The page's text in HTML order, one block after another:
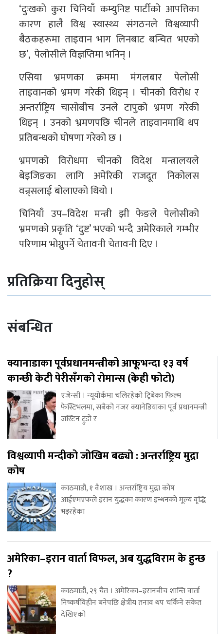
‘दुःखको कुरा चिनियाँ कम्युनिष्ट पार्टीको आपत्तिका
कारण हालै विश्व स्वास्थ्य संगठनले विश्वव्यापी
बैठकहरूमा ताइवान भाग लिनबाट बन्चित भएको
छ’, पेलोसीले विज्ञप्तिमा भनिन् ।
एसिया भ्रमणका क्रममा मंगलबार पेलोसी
ताइवानको भ्रमण गरेकी थिइन् । चीनको विरोध र
अन्तर्राष्ट्रिय चासोबीच उनले टापुको भ्रमण गरेकी
थिइन् । उनको भ्रमणपछि चीनले ताइवानमाथि थप
प्रतिबन्धको घोषणा गरेको छ ।
भ्रमणको विरोधमा चीनको विदेश मन्त्रालयले
बेइजिङका लागि अमेरिकी राजदूत निकोलस
वन्र्सलाई बोलाएको थियो ।
चिनियाँ उप–विदेश मन्त्री झी फेङले पेलोसीको
भ्रमणको प्रकृति ‘दुष्ट’ भएको भन्दै अमेरिकाले गम्भीर
परिणाम भोग्नुपर्ने चेतावनी चेतावनी दिए ।
प्रतिक्रिया दिनुहोस्
संबन्धित
क्यानाडाका पूर्वप्रधानमन्त्रीको आफूभन्दा १३ वर्ष
कान्छी केटी पेरीसँगको रोमान्स (केही फोटो)
एजेन्सी । न्यूयोर्कमा चलिरहेको ट्रिबेका फिल्म
फेस्टिभलमा, सबैको नजर क्यानेडियाका पूर्व प्रधानमन्त्री
जस्टिन ट्रुडो र
विश्वव्यापी मन्दीको जोखिम बढ्यो : अन्तर्राष्ट्रिय मुद्रा
कोष
काठमाडौं, १ वैशाख । अन्तर्राष्ट्रिय मुद्रा कोष
आईएमएफले इरान युद्धका कारण इन्धनको मूल्य वृद्धि
भइरहेका
अमेरिका–इरान वार्ता विफल, अब युद्धविराम के हुन्छ
?
काठमाडौं, २९ चैत । अमेरिका–इरानबीच शान्ति वार्ता
निष्कर्षविहीन बनेपछि क्षेत्रीय तनाव थप चर्किने संकेत
देखिएको